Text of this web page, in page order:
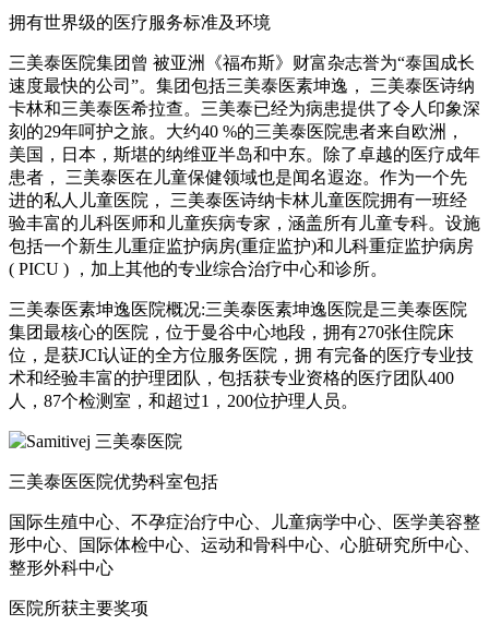
拥有世界级的医疗服务标准及环境
三美泰医院集团曾 被亚洲《福布斯》财富杂志誉为“泰国成长
速度最快的公司”。集团包括三美泰医素坤逸， 三美泰医诗纳
卡林和三美泰医希拉查。三美泰已经为病患提供了令人印象深
刻的29年呵护之旅。大约40 %的三美泰医院患者来自欧洲，
美国，日本，斯堪的纳维亚半岛和中东。除了卓越的医疗成年
患者， 三美泰医在儿童保健领域也是闻名遐迩。作为一个先
进的私人儿童医院， 三美泰医诗纳卡林儿童医院拥有一班经
验丰富的儿科医师和儿童疾病专家，涵盖所有儿童专科。设施
包括一个新生儿重症监护病房(重症监护)和儿科重症监护病房
( PICU ) ，加上其他的专业综合治疗中心和诊所。
三美泰医素坤逸医院概况:三美泰医素坤逸医院是三美泰医院
集团最核心的医院，位于曼谷中心地段，拥有270张住院床
位，是获JCI认证的全方位服务医院，拥 有完备的医疗专业技
术和经验丰富的护理团队，包括获专业资格的医疗团队400
人，87个检测室，和超过1，200位护理人员。
三美泰医医院优势科室包括
国际生殖中心、不孕症治疗中心、儿童病学中心、医学美容整
形中心、国际体检中心、运动和骨科中心、心脏研究所中心、
整形外科中心
医院所获主要奖项